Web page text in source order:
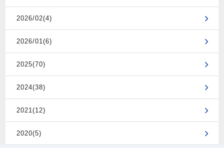
2026/02(4)
2026/01(6)
2025(70)
2024(38)
2021(12)
2020(5)